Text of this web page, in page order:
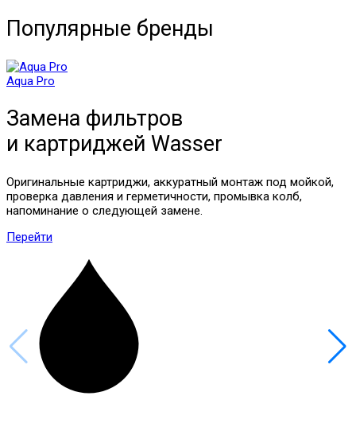
Популярные бренды
Aqua Pro
Замена фильтров
и картриджей Wasser
Оригинальные картриджи, аккуратный монтаж под мойкой,
проверка давления и герметичности, промывка колб,
напоминание о следующей замене.
Перейти